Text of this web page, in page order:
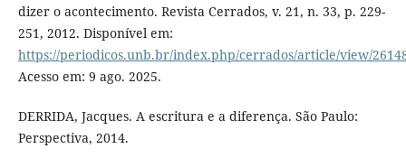
dizer o acontecimento. Revista Cerrados, v. 21, n. 33, p. 229-
251, 2012. Disponível em:
https://periodicos.unb.br/index.php/cerrados/article/view/
Acesso em: 9 ago. 2025.
DERRIDA, Jacques. A escritura e a diferença. São Paulo:
Perspectiva, 2014.